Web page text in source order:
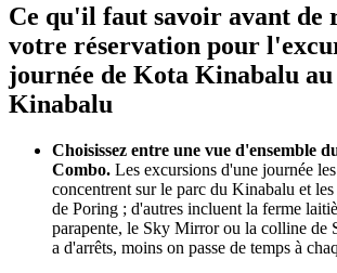
Ce qu'il faut savoir avant de
votre réservation pour
journée de Kota Kinabalu
Kinabalu
Choisissez entre une vue d'ensemble
Combo. Les excursions d'une journée
concentrent sur le parc du Kinabalu et les
de Poring ; d'autres incluent la ferme
parapente, le Sky Mirror ou la colline de
a d'arrêts, moins on passe de temps à